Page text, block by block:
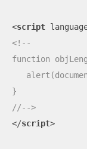
<script
<!--
function
}
//-->
</script>